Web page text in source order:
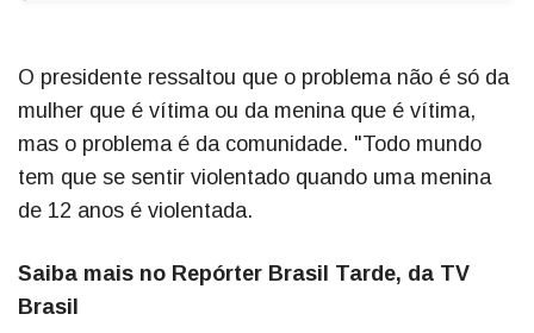
O presidente ressaltou que o problema não é só da
mulher que é vítima ou da menina que é vítima,
mas o problema é da comunidade. "Todo mundo
tem que se sentir violentado quando uma menina
de 12 anos é violentada.
Saiba mais no Repórter Brasil Tarde, da TV
Brasil